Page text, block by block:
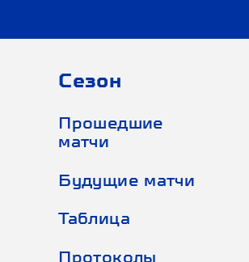
Сезон
Прошедшие
матчи
Будущие матчи
Таблица
Протоколы